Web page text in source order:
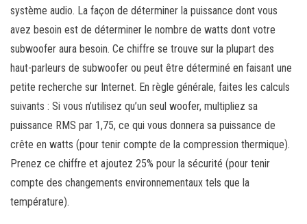
système audio. La façon de déterminer la puissance dont vous
avez besoin est de déterminer le nombre de watts dont votre
subwoofer aura besoin. Ce chiffre se trouve sur la plupart des
haut-parleurs de subwoofer ou peut être déterminé en faisant une
petite recherche sur Internet. En règle générale, faites les calculs
suivants : Si vous n’utilisez qu’un seul woofer, multipliez sa
puissance RMS par 1,75, ce qui vous donnera sa puissance de
crête en watts (pour tenir compte de la compression thermique).
Prenez ce chiffre et ajoutez 25% pour la sécurité (pour tenir
compte des changements environnementaux tels que la
température).